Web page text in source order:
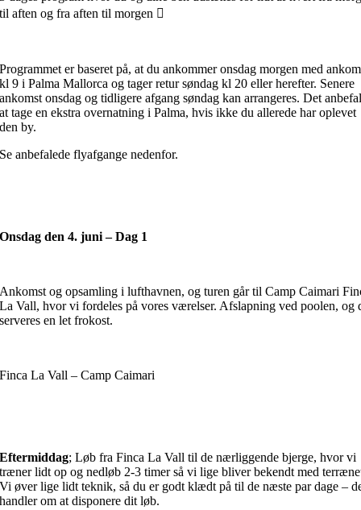
til aften og fra aften til morgen 
Programmet er baseret på, at du ankommer onsdag morgen med
kl 9 i Palma Mallorca og tager retur søndag kl 20 eller herefter. Senere
ankomst onsdag og tidligere afgang søndag kan arrangeres. Det
at tage en ekstra overnatning i Palma, hvis ikke du allerede har oplevet
den by.
Se anbefalede flyafgange nedenfor.
Onsdag den 4. juni – Dag 1
Ankomst og opsamling i lufthavnen, og turen går til Camp Caimari
La Vall, hvor vi fordeles på vores værelser. Afslapning ved poolen, og
serveres en let frokost.
Finca La Vall – Camp Caimari
Eftermiddag; Løb fra Finca La Vall til de nærliggende bjerge, hvor vi
træner lidt op og nedløb 2-3 timer så vi lige bliver bekendt med
Vi øver lige lidt teknik, så du er godt klædt på til de næste par dage –
handler om at disponere dit løb.